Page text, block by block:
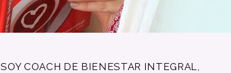
SOY COACH DE BIENESTAR INTEGRAL,